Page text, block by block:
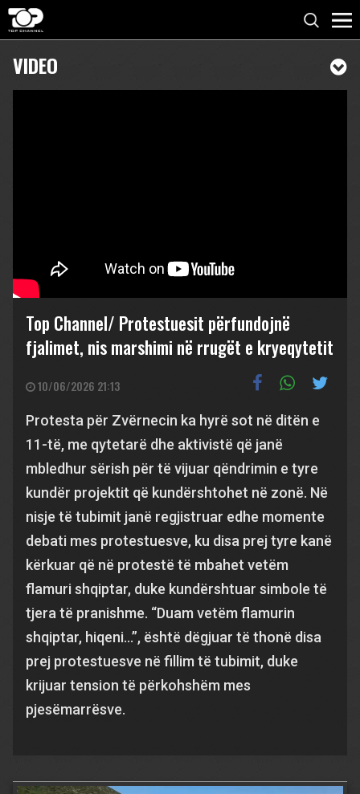
VIDEO
Top Channel/ Protestuesit përfundojnë
fjalimet, nis marshimi në rrugët e kryeqytetit
10/06/2026 21:13
Protesta për Zvërnecin ka hyrë sot në ditën e
11-të, me qytetarë dhe aktivistë që janë
mbledhur sërish për të vijuar qëndrimin e tyre
kundër projektit që kundërshtohet në zonë. Në
nisje të tubimit janë regjistruar edhe momente
debati mes protestuesve, ku disa prej tyre kanë
kërkuar që në protestë të mbahet vetëm
flamuri shqiptar, duke kundërshtuar simbole të
tjera të pranishme. “Duam vetëm flamurin
shqiptar, hiqeni…”, është dëgjuar të thonë disa
prej protestuesve në fillim të tubimit, duke
krijuar tension të përkohshëm mes
pjesëmarrësve.